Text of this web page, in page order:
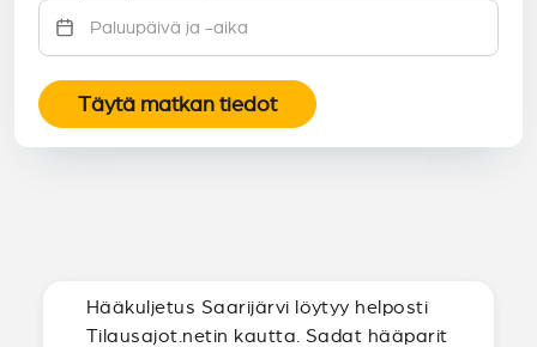
Täytä matkan tiedot
Hääkuljetus Saarijärvi löytyy helposti
Tilausajot.netin kautta. Sadat hääparit